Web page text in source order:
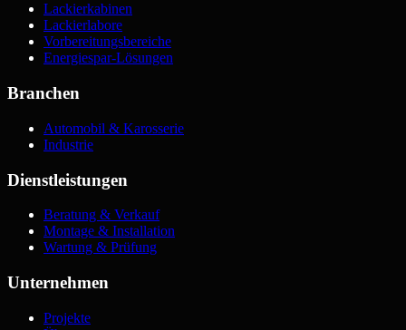
Lackierkabinen
Lackierlabore
Vorbereitungsbereiche
Energiespar-Lösungen
Branchen
Automobil & Karosserie
Industrie
Dienstleistungen
Beratung & Verkauf
Montage & Installation
Wartung & Prüfung
Unternehmen
Projekte